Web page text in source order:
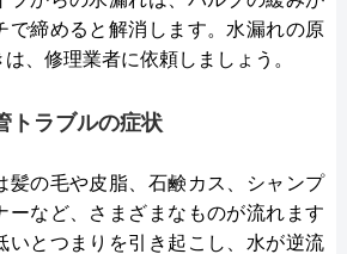
で締めると解消します。水漏れの原
、修理業者に依頼しましょう。
トラブルの症状
髪の毛や皮脂、石鹸カス、シャンプ
ーなど、さまざまなものが流れます
いとつまりを引き起こし、水が逆流